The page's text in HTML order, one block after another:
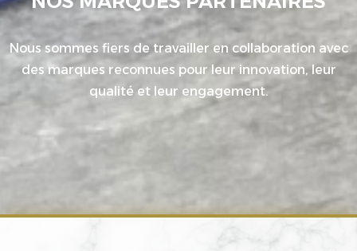
Nous sommes fiers de travailler en collaboration avec
des marques reconnues pour leur innovation, leur
qualité et leur engagement.